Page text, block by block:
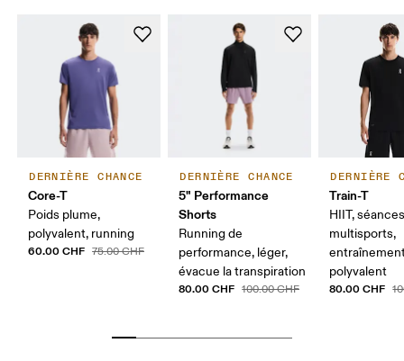
DERNIÈRE CHANCE
Core-T
Poids plume,
polyvalent, running
60.00 CHF 75.00 CHF
DERNIÈRE CHANCE
5" Performance
Shorts
Running de
performance, léger,
évacue la transpiration
80.00 CHF 100.00 CHF
DERNIÈRE
Train-T
HIIT,
multisports,
polyvalent
80.00 CHF